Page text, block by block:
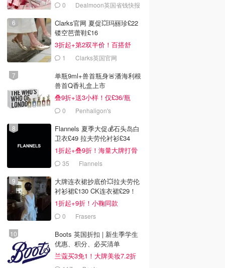
0 Dealmoon英国省钱快报
Clarks官网 夏促💥玛丽珍£22
镂空芭蕾鞋£16
3折起+第2双半价！百搭舒
服！1 Clarks英国官网
单瓶9ml+兽首瓶身🚨潘海利根
兽首Q香礼盒上市
叠9折+送3小样！仅£36/瓶
0 Penhaligon's
Flannels 夏季大促💰石头岛白
卫衣£49 拉夫劳伦衬衫£34
1折起+叠9折！海量大牌打骨
折！
35 Flannels
大牌连衣裙抄底价💥拉夫劳伦
衬衫裙£130 CK连衣裙£29！
1折起+9折！小鞠同款
Ganni£88
0 Frasers
Boots 英国折扣 | 新生季学生
优惠、积分、必买清单
兰蔻买3免1！大牌美妆7.2折